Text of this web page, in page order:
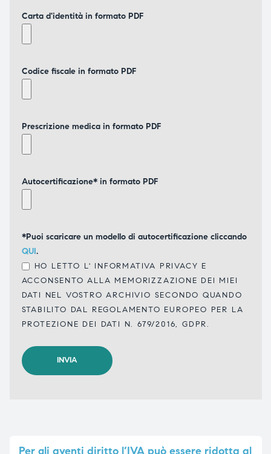
Carta d'identità in formato PDF
Codice fiscale in formato PDF
Prescrizione medica in formato PDF
Autocertificazione* in formato PDF
*Puoi scaricare un modello di autocertificazione cliccando
QUI.
HO LETTO L' INFORMATIVA PRIVACY E
ACCONSENTO ALLA MEMORIZZAZIONE DEI MIEI
DATI NEL VOSTRO ARCHIVIO SECONDO QUANDO
STABILITO DAL REGOLAMENTO EUROPEO PER LA
PROTEZIONE DEI DATI N. 679/2016, GDPR.
Pergli aventi diritto l’IVA può essere ridotta al